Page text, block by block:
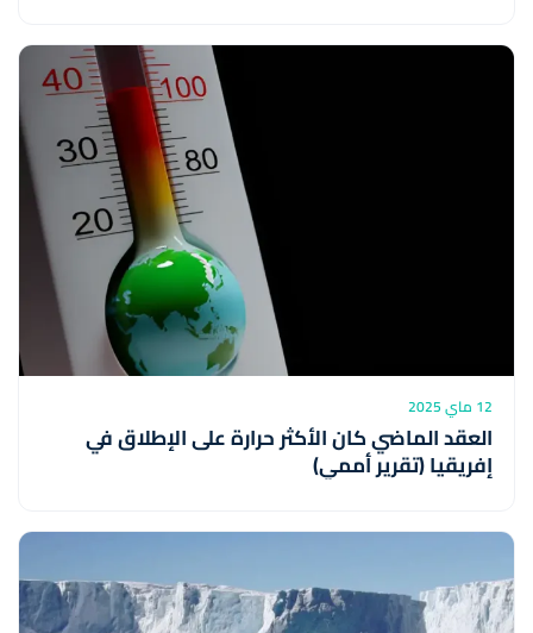
12 ماي 2025
العقد الماضي كان الأكثر حرارة على الإطلاق في
إفريقيا (تقرير أممي)